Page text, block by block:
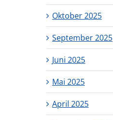
Oktober 2025
September 2025
Juni 2025
Mai 2025
April 2025